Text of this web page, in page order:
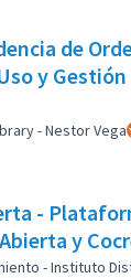
de
y Gestión
- Nestor Vega
-
y
- Instituto